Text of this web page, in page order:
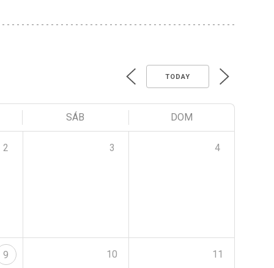
TODAY
SÁB DOM
2 3 4
9 10 11